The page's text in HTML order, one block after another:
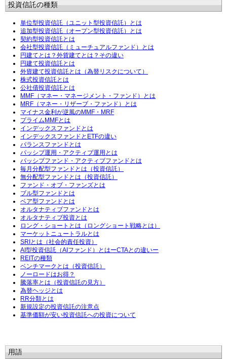
投資信託の種類
単位型投資信託（ユニット型投資信託）とは
追加型投資信託（オープン型投資信託）とは
契約型投資信託とは
会社型投資信託（ミューチュアルファンド）とは
円建てとは？外貨建てとは？その違い
円建て投資信託とは
外貨建て投資信託とは（為替リスクについて）
株式投資信託とは
公社債投資信託とは
MMF（マネー・マネージメント・ファンド）とは
MRF（マネー・リザーブ・ファンド）とは
マイナス金利が逆風のMMF・MRF
プライムMMFとは
インデックスファンドとは
インデックスファンドとETFの違い
バランスファンドとは
パッシブ運用・アクティブ運用とは
パッシブファンド・アクティブファンドとは
毎月分配型ファンドとは（投資信託）
無分配型ファンドとは（投資信託）
ファンド・オブ・ファンズとは
ブル型ファンドとは
ベア型ファンドとは
オルタナティブファンドとは
オルタナティブ投資とは
ロング・ショートとは（ロングショート戦略とは）
マーケットニュートラルとは
SRIとは（社会的責任投資）
AI型投資信託（AIファンド）とはーCTAとの違いー
REITの種類
ベンチマークとは（投資信託）
ノーロードはお得？
騰落率とは（投資信託の見方）
為替ヘッジとは
RR分類とは
新規設定の投資信託の注意点
基準価額が安い投資信託への投資について
用語